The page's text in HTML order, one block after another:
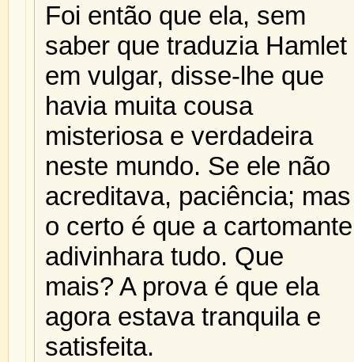
Foi então que ela, sem
saber que traduzia Hamlet
em vulgar, disse-lhe que
havia muita cousa
misteriosa e verdadeira
neste mundo. Se ele não
acreditava, paciência; mas
o certo é que a cartomante
adivinhara tudo. Que
mais? A prova é que ela
agora estava tranquila e
satisfeita.